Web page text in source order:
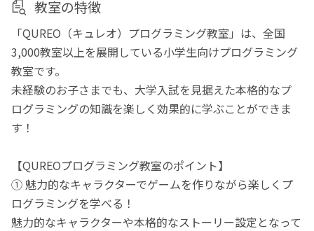
教室の特徴
「QUREO（キュレオ）プログラミング教室」は、全国
3,000教室以上を展開している小学生向けプログラミング
教室です。
未経験のお子さまでも、大学入試を見据えた本格的なプ
ログラミングの知識を楽しく効果的に学ぶことができま
す！
【QUREOプログラミング教室のポイント】
① 魅力的なキャラクターでゲームを作りながら楽しくプ
ログラミングを学べる！
魅力的なキャラクターや本格的なストーリー設定となって